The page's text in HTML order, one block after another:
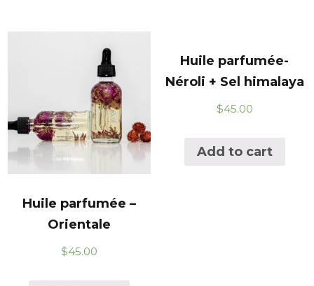
Huile parfumée –
Orientale
$45.00
Huile parfumée-
Néroli + Sel himalaya
$45.00
Add to cart